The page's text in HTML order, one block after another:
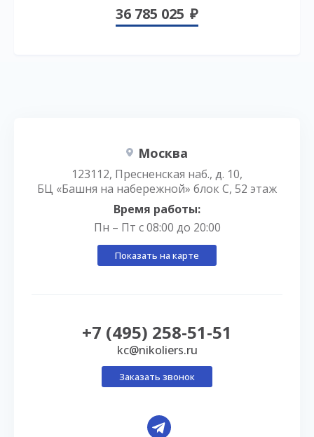
36 785 025
Москва
123112, Пресненская наб., д. 10,
БЦ «Башня на набережной» блок С, 52 этаж
Время работы:
Пн – Пт с 08:00 до 20:00
Показать на карте
+7 (495) 258-51-51
kc@nikoliers.ru
Заказать звонок